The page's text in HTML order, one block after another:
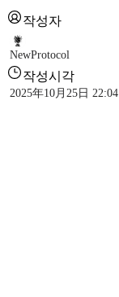
작성자
NewProtocol
작성시각
2025年10月25日 22:04